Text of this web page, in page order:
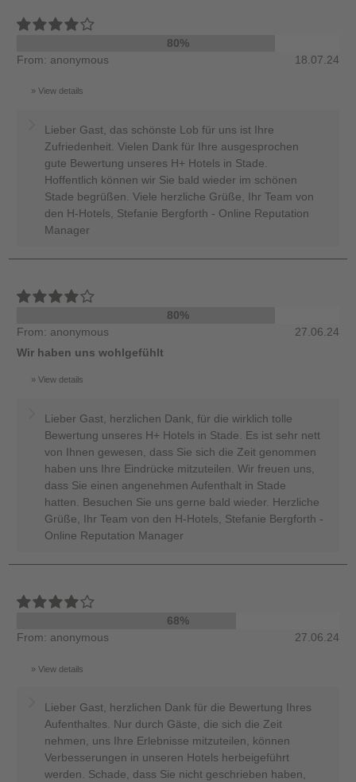
80%
From: anonymous
18.07.24
View details
Lieber Gast, das schönste Lob für uns ist Ihre
Zufriedenheit. Vielen Dank für Ihre ausgesprochen
gute Bewertung unseres H+ Hotels in Stade.
Hoffentlich können wir Sie bald wieder im schönen
Stade begrüßen. Viele herzliche Grüße, Ihr Team von
den H-Hotels, Stefanie Bergforth - Online Reputation
Manager
80%
From: anonymous
27.06.24
Wir haben uns wohlgefühlt
View details
Lieber Gast, herzlichen Dank, für die wirklich tolle
Bewertung unseres H+ Hotels in Stade. Es ist sehr nett
von Ihnen gewesen, dass Sie sich die Zeit genommen
haben uns Ihre Eindrücke mitzuteilen. Wir freuen uns,
dass Sie einen angenehmen Aufenthalt in Stade
hatten. Besuchen Sie uns gerne bald wieder. Herzliche
Grüße, Ihr Team von den H-Hotels, Stefanie Bergforth -
Online Reputation Manager
68%
From: anonymous
27.06.24
View details
Lieber Gast, herzlichen Dank für die Bewertung Ihres
Aufenthaltes. Nur durch Gäste, die sich die Zeit
nehmen, uns Ihre Erlebnisse mitzuteilen, können
Verbesserungen in unseren Hotels herbeigeführt
werden. Schade, dass Sie nicht geschrieben haben,